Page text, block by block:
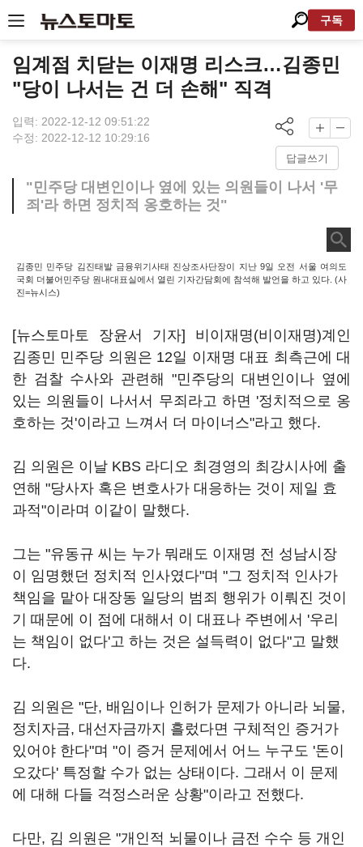
구독
임계점 치닫는 이재명 리스크…김종민
"당이 나서는 건 더 손해" 직격
입력: 2022-12-12 09:51:22
수정: 2022-12-12 10:29:16
답글쓰기
"민주당 대변인이나 옆에 있는 의원들이 나서 '무
죄'라 하면 정치적 옹호하는 것"
김종민 민주당 김진태발 금융위기사태 진상조사단장이 지난 9일 오전 서울 여의도
국회 더불어민주당 원내대표실에서 열린 기자간담회에 참석해 발언을 하고 있다. (사
진=뉴시스)
[뉴스토마토 장윤서 기자] 비이재명(비이재명)계인
김종민 민주당 의원은 12일 이재명 대표 최측근에 대
한 검찰 수사와 관련해 "민주당의 대변인이나 옆에
있는 의원들이 나서서 무죄라고 하면 '정치적으로 옹
호하는 것'이라고 느껴서 더 마이너스"라고 했다.
김 의원은 이날 KBS 라디오 최경영의 최강시사에 출
연해 "당사자 혹은 변호사가 대응하는 것이 제일 효
과적"이라며 이같이 말했다.
그는 "유동규 씨는 누가 뭐래도 이재명 전 성남시장
이 임명했던 정치적 인사였다"며 "그 정치적 인사가
책임을 맡아 대장동 일당의 범죄 행위가 이뤄진 것이
기 때문에 이 점에 대해서 이 대표나 주변에서 '우리
는 책임이 없다'고 하는 것은 설득력이 없다"고 말했
다.
김 의원은 "단, 배임이나 인허가 문제가 아니라 뇌물,
정치자금, 대선자금까지 흘렀다면 구체적인 증거가
있어야 한다"며 "이 증거 문제에서 어느 누구도 '돈이
오갔다' 특정할 수가 없는 상태이다. 그래서 이 문제
에 대해 다들 걱정스러운 상황"이라고 전했다.
다만, 김 의원은 "개인적 뇌물이나 금전 수수 등 개인